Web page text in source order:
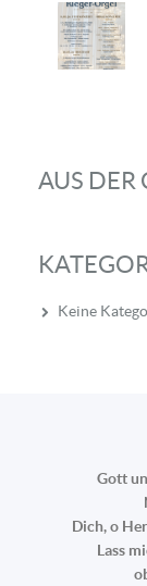
AUS DER
Keine
Gott
Dich, o
Lass